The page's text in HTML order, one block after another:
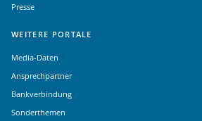
Presse
WEITERE PORTALE
Media-Daten
Ansprechpartner
Bankverbindung
Sonderthemen